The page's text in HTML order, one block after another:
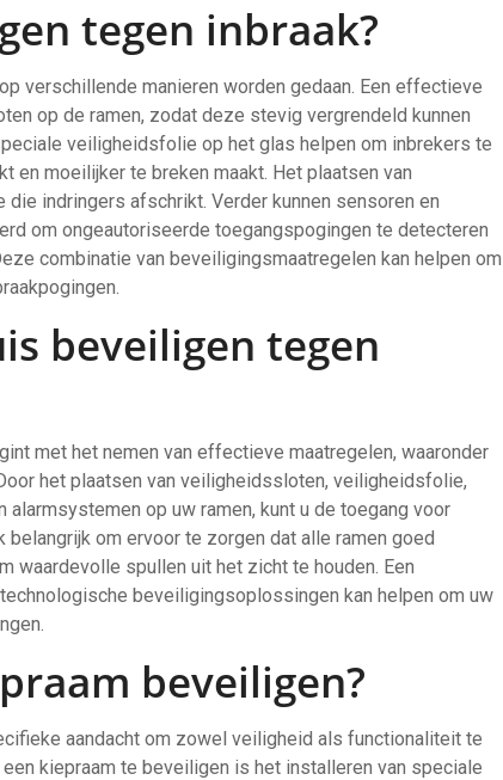
tegen inbraak?
verschillende manieren worden gedaan. Een effectieve
op de ramen, zodat deze stevig vergrendeld kunnen
veiligheidsfolie op het glas helpen om inbrekers te
en moeilijker te breken maakt. Het plaatsen van
indringers afschrikt. Verder kunnen sensoren en
om ongeautoriseerde toegangspogingen te detecteren
combinatie van beveiligingsmaatregelen kan helpen om
beveiligen tegen
met het nemen van effectieve maatregelen, waaronder
het plaatsen van veiligheidssloten, veiligheidsfolie,
op uw ramen, kunt u de toegang voor
om ervoor te zorgen dat alle ramen goed
waardevolle spullen uit het zicht te houden. Een
beveiligingsoplossingen kan helpen om uw
beveiligen?
aandacht om zowel veiligheid als functionaliteit te
kiepraam te beveiligen is het installeren van speciale